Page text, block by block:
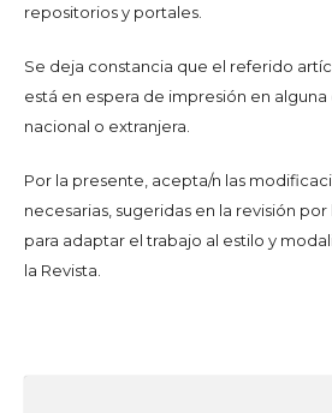
repositorios y portales.
Se deja constancia que el referido
está en espera de impresión en
nacional o extranjera.
Por la presente, acepta/n las
necesarias, sugeridas en la revisión por
para adaptar el trabajo al estilo y
la Revista.